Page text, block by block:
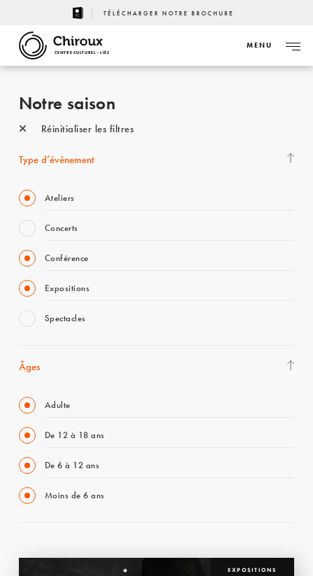
TÉLÉCHARGER NOTRE BROCHURE
CENTRE CULTUREL - LIÈGE
MENU
Notre saison
Réinitialiser les filtres
Type d’événement
Ateliers
Concerts
Conférence
Expositions
Spectacles
Âges
Adulte
De 12 à 18 ans
De 6 à 12 ans
Moins de 6 ans
EXPOSITIONS